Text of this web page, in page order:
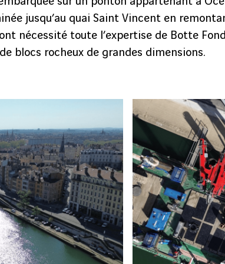
jusqu’au quai Saint Vincent en
nécessité toute l’expertise de Botte
blocs rocheux de grandes dimensions.